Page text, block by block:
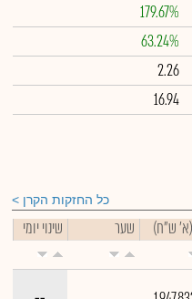
179.67%
63.24%
2.26
16.94
כל החזקות הקרן
(א' ש"ח) שער שינוי יומי